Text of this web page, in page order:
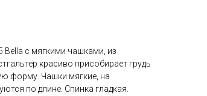
Bella с мягкими чашками, из
красиво присобирает грудь
форму. Чашки мягкие, на
по длине. Спинка гладкая.